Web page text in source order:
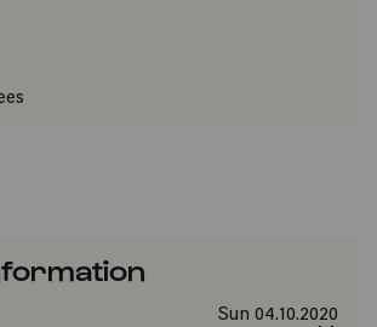
Sun 04.10.2020